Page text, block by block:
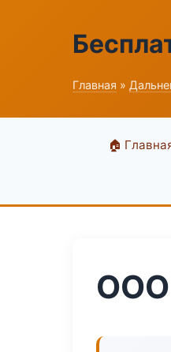
Главная »
🏠
ООО